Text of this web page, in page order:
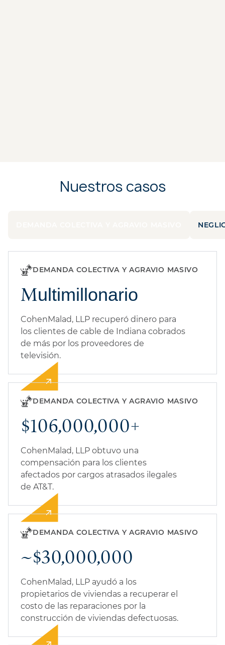
Nuestros casos
DEMANDA COLECTIVA Y AGRAVIO MASIVO
Multimillonario
CohenMalad, LLP recuperó dinero para
los clientes de cable de Indiana cobrados
de más por los proveedores de
televisión.
DEMANDA COLECTIVA Y AGRAVIO MASIVO
$106,000,000+
CohenMalad, LLP obtuvo una
compensación para los clientes
afectados por cargos atrasados ilegales
de AT&T.
DEMANDA COLECTIVA Y AGRAVIO MASIVO
~$30,000,000
CohenMalad, LLP ayudó a los
propietarios de viviendas a recuperar el
costo de las reparaciones por la
construcción de viviendas defectuosas.